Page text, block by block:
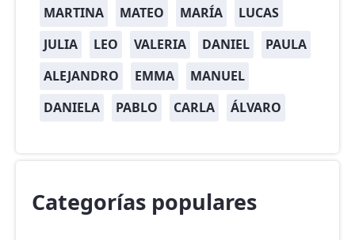
MARTINA MATEO MARÍA
LUCAS
JULIA
LEO VALERIA DANIEL
PAULA
ALEJANDRO
EMMA
MANUEL
DANIELA
PABLO CARLA ÁLVARO
Categorías populares